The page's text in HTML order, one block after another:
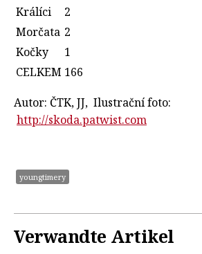
Králíci
2
Morčata 2
Kočky
1
CELKEM 166
Autor: ČTK, JJ, Ilustrační foto:
http://skoda.patwist.com
youngtimery
Verwandte Artikel